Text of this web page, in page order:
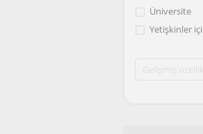
Üniversite
Yetişkinler